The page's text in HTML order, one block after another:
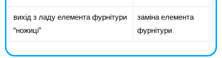
вихід з ладу елемента фурнітури
“ножиці”
заміна елемента
фурнітури